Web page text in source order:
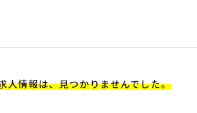
人情報は、見つかりませんでした。